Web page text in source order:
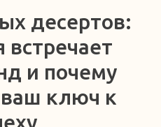
десертов:
встречает
и почему
ключ к